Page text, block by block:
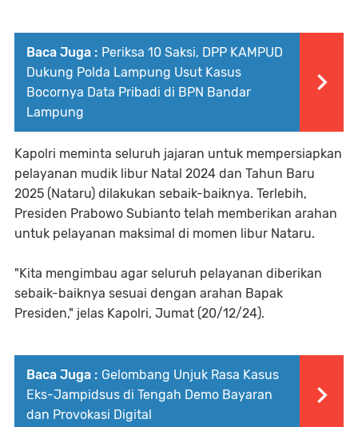
Baca Juga : Periksa 10 Saksi, DPP KAMPUD
Dukung Polda Lampung Usut Kasus
Bocornya Data Pribadi di BPN Bandar
Lampung
Kapolri meminta seluruh jajaran untuk mempersiapkan
pelayanan mudik libur Natal 2024 dan Tahun Baru
2025 (Nataru) dilakukan sebaik-baiknya. Terlebih,
Presiden Prabowo Subianto telah memberikan arahan
untuk pelayanan maksimal di momen libur Nataru.
"Kita mengimbau agar seluruh pelayanan diberikan
sebaik-baiknya sesuai dengan arahan Bapak
Presiden," jelas Kapolri, Jumat (20/12/24).
Baca Juga : Gelombang Unjuk Rasa Kasus
Eks-Jampidsus di Tengah Demo Bayaran
dan Provokasi Digital